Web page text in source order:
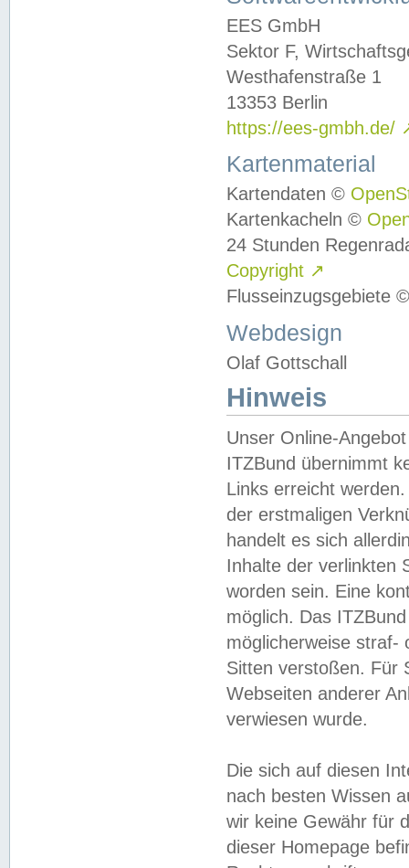
EES GmbH
Sektor F,
Westhafenstraße 1
13353 Berlin
https://ees-gmbh.de/
Kartenmaterial
Kartendaten ©
Kartenkacheln ©
24 Stunden
Copyright ↗
Flusseinzugsgebiete
Webdesign
Olaf Gottschall
Hinweis
Unser Online-
ITZBund übernimmt
Links erreicht
der erstmaligen
handelt es sich
Inhalte der verlinkten
worden sein. Eine
möglich. Das
möglicherweise straf-
Sitten verstoßen. Für
Webseiten anderer
verwiesen wurde.
Die sich auf diesen
nach besten Wissen
wir keine Gewähr für
dieser Homepage